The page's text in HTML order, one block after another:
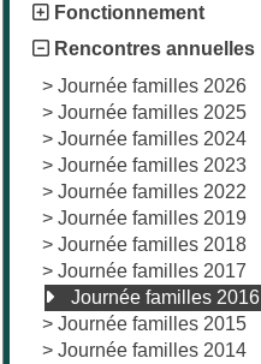
Fonctionnement
Rencontres annuelles
> Journée familles 2026
> Journée familles 2025
> Journée familles 2024
> Journée familles 2023
> Journée familles 2022
> Journée familles 2019
> Journée familles 2018
> Journée familles 2017
Journée familles 2016
> Journée familles 2015
> Journée familles 2014